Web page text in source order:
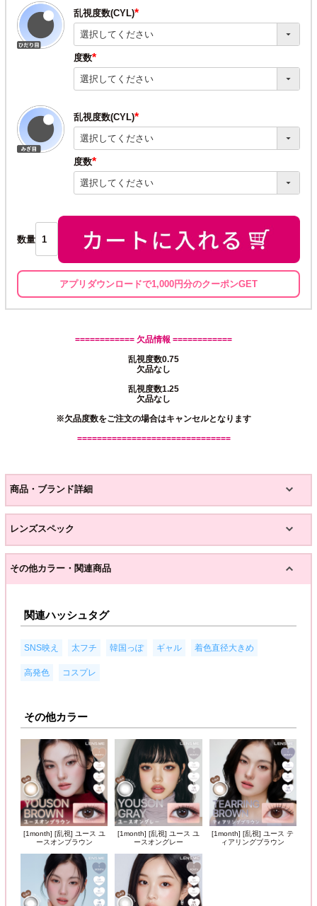
乱視度数(CYL)
(必
須)
度数
(必
須)
乱視度数(CYL)
(必
須)
度数
(必
須)
数量
アプリダウンロードで1,000円分のクーポンGET
============ 欠品情報 ============
乱視度数0.75
欠品なし
乱視度数1.25
欠品なし
※欠品度数をご注文の場合はキャンセルとなります
===============================
商品・ブランド詳細
レンズスペック
その他カラー・関連商品
関連ハッシュタグ
SNS映え 太フチ 韓国っぽ ギャル 着色直径大きめ
高発色 コスプレ
その他カラー
[1month] [乱視] ユース ユ
ースオンブラウン
[1month] [乱視] ユース ユ
ースオングレー
[1month] [乱視] ユース テ
ィアリングブラウン